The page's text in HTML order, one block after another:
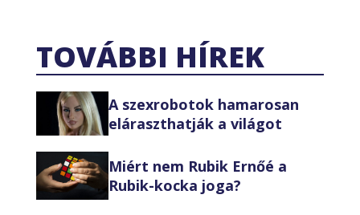
TOVÁBBI HÍREK
A szexrobotok hamarosan
eláraszthatják a világot
Miért nem Rubik Ernőé a
Rubik-kocka joga?